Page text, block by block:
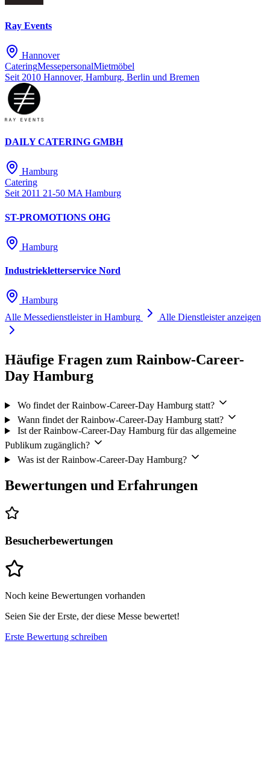
Ray Events
Hannover
CateringMessepersonalMietmöbel
Seit 2010 Hannover, Hamburg, Berlin und Bremen
DAILY CATERING GMBH
Hamburg
Catering
Seit 2011 21-50 MA Hamburg
ST-PROMOTIONS OHG
Hamburg
Industriekletterservice Nord
Hamburg
Alle Messedienstleister in Hamburg
Alle Dienstleister anzeigen
Häufige Fragen zum Rainbow-Career-
Day Hamburg
Wo findet der Rainbow-Career-Day Hamburg statt?
Wann findet der Rainbow-Career-Day Hamburg statt?
Ist der Rainbow-Career-Day Hamburg für das allgemeine
Publikum zugänglich?
Was ist der Rainbow-Career-Day Hamburg?
Bewertungen und Erfahrungen
Besucherbewertungen
Noch keine Bewertungen vorhanden
Seien Sie der Erste, der diese Messe bewertet!
Erste Bewertung schreiben